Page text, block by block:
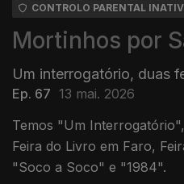
CONTROLO PARENTAL
Mortinhos por
Um interrogatório, duas
Ep. 67 13 mai. 2026
Temos "Um
Feira do Livro em Faro,
"Soco a Soco" e "1984".